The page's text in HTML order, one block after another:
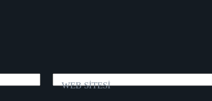
WEB SİTESİ